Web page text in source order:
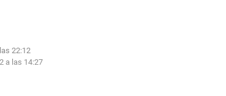
22:12
a las 14:27